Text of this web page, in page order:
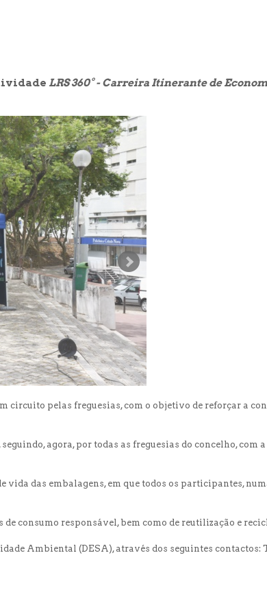
LRS 360° - Carreira Itinerante de
pelas freguesias, com o objetivo de reforçar a
agora, por todas as freguesias do concelho, com
das embalagens, em que todos os participantes,
consumo responsável, bem como de reutilização e
Ambiental (DESA), através dos seguintes contactos: